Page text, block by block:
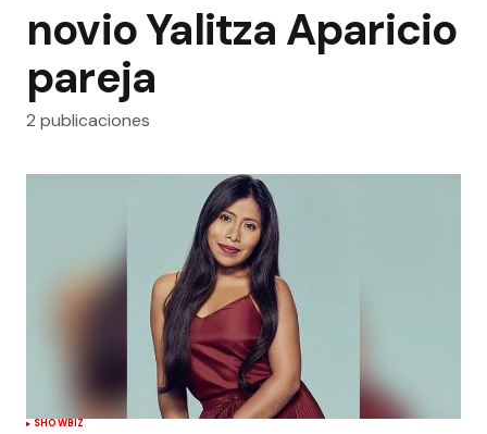
novio Yalitza Aparicio
pareja
2 publicaciones
SHOWBIZ